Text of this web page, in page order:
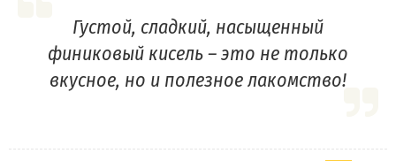
Густой, сладкий, насыщенный
финиковый кисель – это не только
вкусное, но и полезное лакомство!